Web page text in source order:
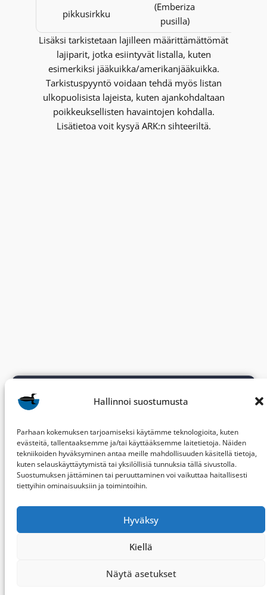
Hallinnoi suostumusta
Parhaan kokemuksen tarjoamiseksi käytämme teknologioita, kuten
evästeitä, tallentaaksemme ja/tai käyttääksemme laitetietoja. Näiden
tekniikoiden hyväksyminen antaa meille mahdollisuuden käsitellä tietoja,
kuten selauskäyttäytymistä tai yksilöllisiä tunnuksia tällä sivustolla.
Suostumuksen jättäminen tai peruuttaminen voi vaikuttaa haitallisesti
tiettyihin ominaisuuksiin ja toimintoihin.
Hyväksy
Kiellä
Näytä asetukset
pikkusirkku
(Emberiza
pusilla)
Lisäksi tarkistetaan lajilleen määrittämättömät
lajiparit, jotka esiintyvät listalla, kuten
esimerkiksi jääkuikka/amerikanjääkuikka.
Tarkistuspyyntö voidaan tehdä myös listan
ulkopuolisista lajeista, kuten ajankohdaltaan
poikkeuksellisten havaintojen kohdalla.
Lisätietoa voit kysyä ARK:n sihteeriltä.
BirdLife Keski-Suomi ry
40101 JYVÄSKYLÄ
ksly[@]birdlife.fi
Kuvat (CC BY-NC-ND): Henri Jussila, Hannu
Koivisto, Juho Hartikka, Ossi Nokelainen, Sami